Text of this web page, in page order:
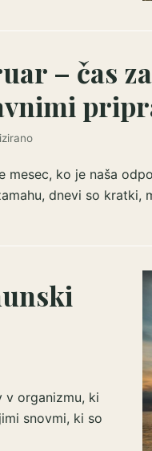
– čas
mesec, ko je naša
dnevi so kratki,
v organizmu, ki
snovmi, ki so